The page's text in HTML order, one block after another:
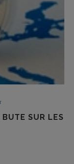
BUTE SUR LES